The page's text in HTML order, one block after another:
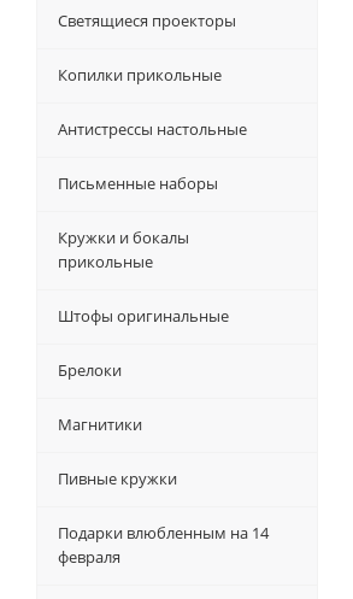
Светящиеся проекторы
Копилки прикольные
Антистрессы настольные
Письменные наборы
Кружки и бокалы
прикольные
Штофы оригинальные
Брелоки
Магнитики
Пивные кружки
Подарки влюбленным на 14
февраля